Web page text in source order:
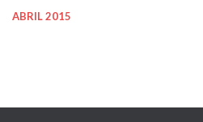
ABRIL 2015